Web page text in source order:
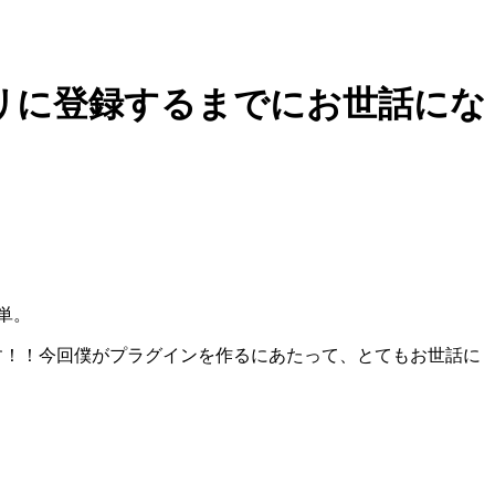
に登録するまでにお世話にな
。
！今回僕がプラグインを作るにあたって、とてもお世話に